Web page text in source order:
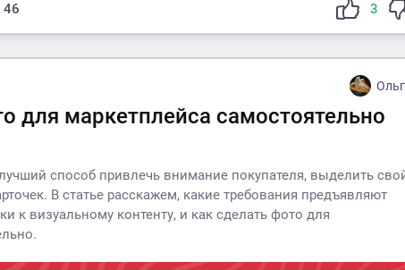
46 3
для маркетплейса самостоятельно
способ привлечь внимание покупателя, выделить
В статье расскажем, какие требования предъявляют
к визуальному контенту, и как сделать фото для